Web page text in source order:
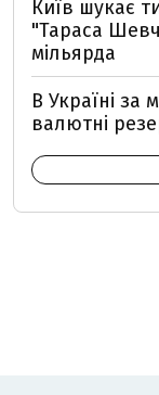
Київ шукає
"Тараса
мільярда
В Україні за
валютні